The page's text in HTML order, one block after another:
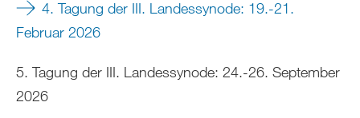
4. Tagung der III. Landessynode: 19.-21.
Februar 2026
5. Tagung der III. Landessynode: 24.-26. September
2026